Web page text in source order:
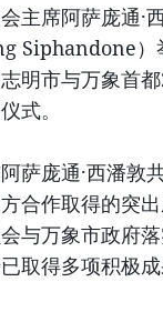
主席阿萨庞通·
Siphandone）
明市与万象首
式。
萨庞通·西潘敦
合作取得的突
与万象市政府
取得多项积极成